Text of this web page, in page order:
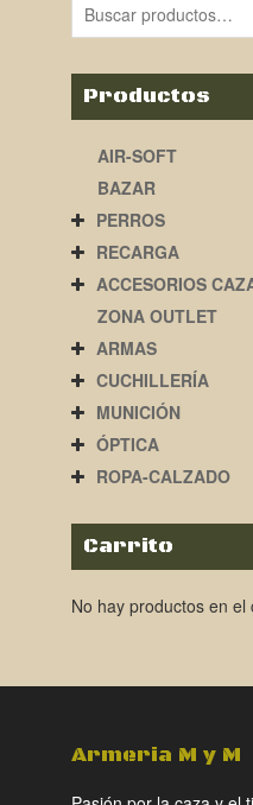
Productos
AIR-SOFT
BAZAR
PERROS
RECARGA
ACCESORIOS
ZONA OUTLET
ARMAS
CUCHILLERÍA
MUNICIÓN
ÓPTICA
ROPA-CALZADO
Carrito
No hay productos en el
Armeria M y M